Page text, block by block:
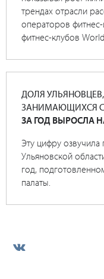
трендах отрасли
операторов
фитнес-клубов
ДОЛЯ
ЗАНИМАЮЩИХСЯ
ЗА ГОД ВЫРОСЛА
Эту цифру озвучила
Ульяновской
год,
палаты.